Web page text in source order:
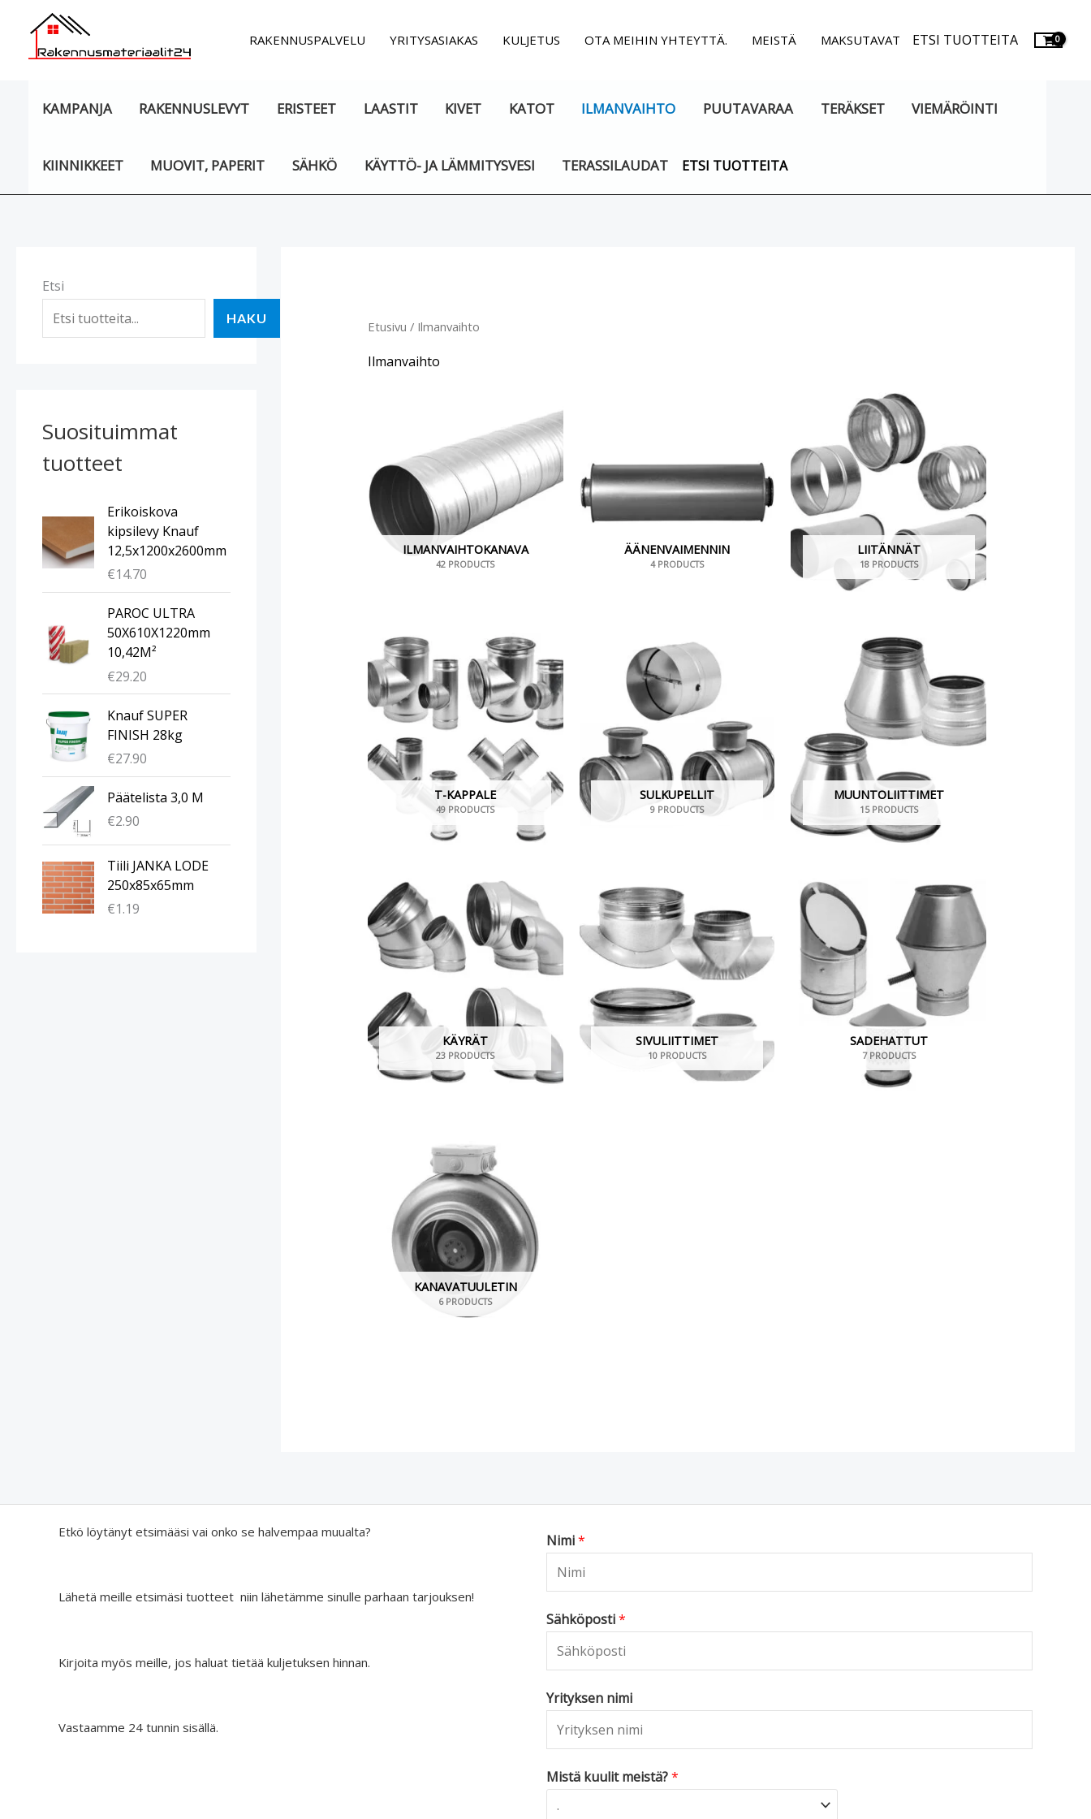
sisältöön
RAKENNUSPALVELU YRITYSASIAKAS KULJETUS OTA MEIHIN YHTEYTTÄ. MEISTÄ MAKSUTAVAT ETSI TUOTTEITA
KAMPANJA RAKENNUSLEVYT ERISTEET LAASTIT KIVET KATOT ILMANVAIHTO PUUTAVARAA TERÄKSET VIEMÄRÖINTI
KIINNIKKEET MUOVIT, PAPERIT SÄHKÖ KÄYTTÖ- JA LÄMMITYSVESI TERASSILAUDAT ETSI TUOTTEITA
Etsi
HAKU
Suosituimmat
tuotteet
Erikoiskova
kipsilevy Knauf
12,5x1200x2600mm
€14.70
PAROC ULTRA
50X610X1220mm
10,42M²
€29.20
Knauf SUPER
FINISH 28kg
€27.90
Päätelista 3,0 M
€2.90
Tiili JANKA LODE
250x85x65mm
€1.19
Etusivu / Ilmanvaihto
Ilmanvaihto
ILMANVAIHTOKANAVA
42 PRODUCTS
ÄÄNENVAIMENNIN
4 PRODUCTS
LIITÄNNÄT
18 PRODUCTS
T-KAPPALE
49 PRODUCTS
SULKUPELLIT
9 PRODUCTS
MUUNTOLIITTIMET
15 PRODUCTS
KÄYRÄT
23 PRODUCTS
SIVULIITTIMET
10 PRODUCTS
SADEHATTUT
7 PRODUCTS
KANAVATUULETIN
6 PRODUCTS
Etkö löytänyt etsimääsi vai onko se halvempaa muualta?
Lähetä meille etsimäsi tuotteet niin lähetämme sinulle parhaan tarjouksen!
Kirjoita myös meille, jos haluat tietää kuljetuksen hinnan.
Vastaamme 24 tunnin sisällä.
Nimi*
Sähköposti*
Yrityksen nimi
Mistä kuulit meistä?*